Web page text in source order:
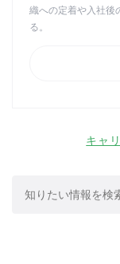
織への定着や入社後
る。
キャ